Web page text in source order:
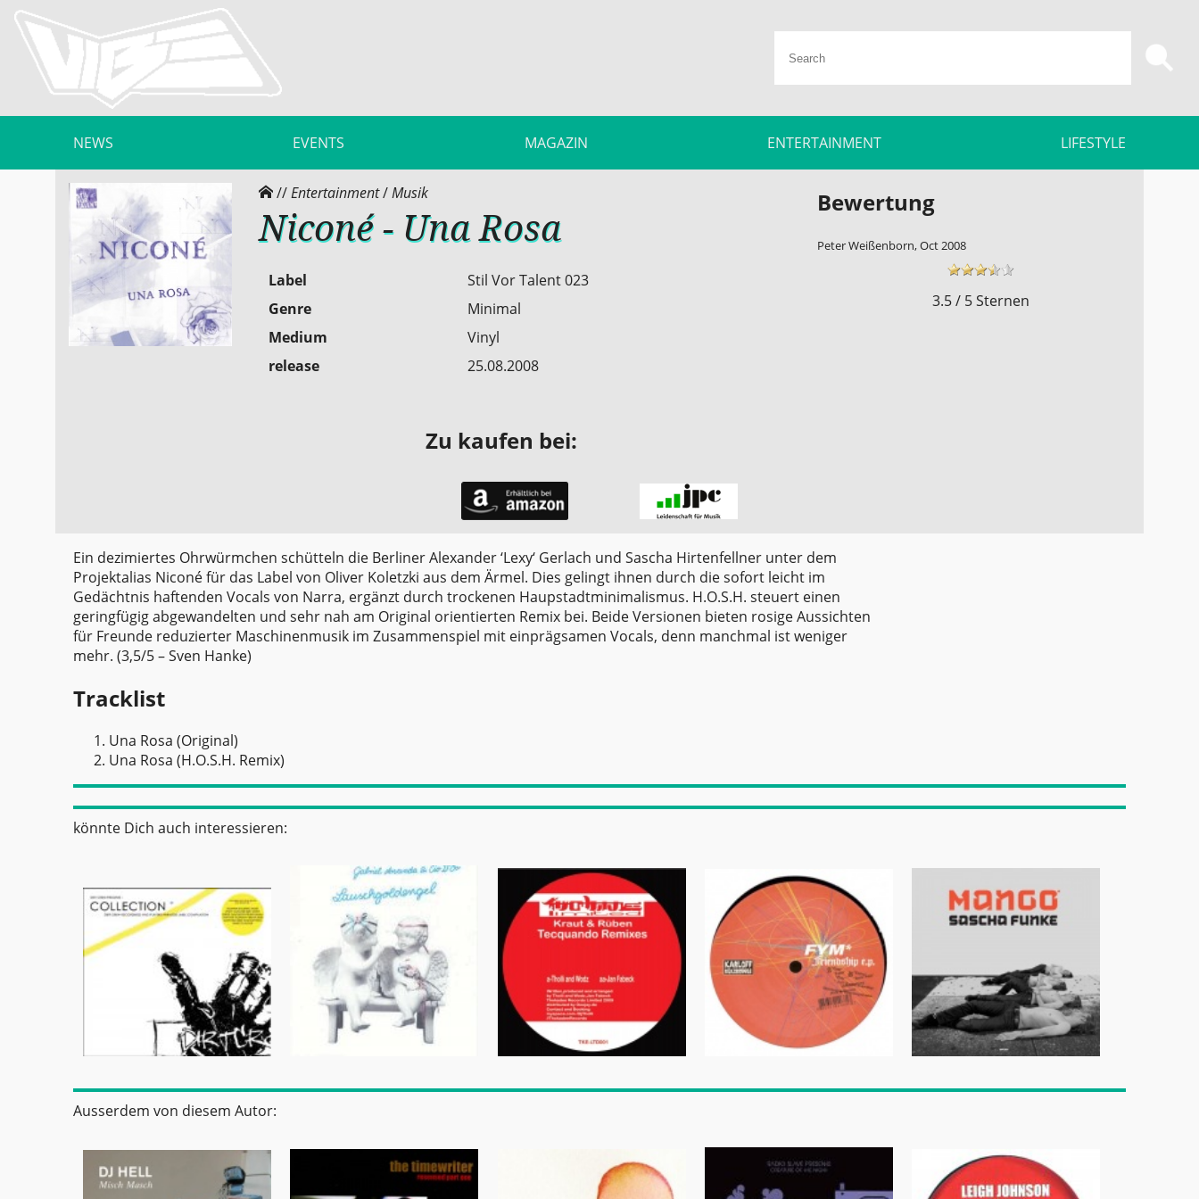
NEWS EVENTS MAGAZIN ENTERTAINMENT LIFESTYLE
//Entertainment/Musik
Niconé - Una Rosa
Label
Stil Vor Talent 023
Genre
Minimal
Medium
Vinyl
release
25.08.2008
Bewertung
Peter Weißenborn, Oct 2008
3.5 / 5 Sternen
Zu kaufen bei:
Ein dezimiertes Ohrwürmchen schütteln die Berliner Alexander ‘Lexy‘ Gerlach und Sascha Hirtenfellner unter dem
Projektalias Niconé für das Label von Oliver Koletzki aus dem Ärmel. Dies gelingt ihnen durch die sofort leicht im
Gedächtnis haftenden Vocals von Narra, ergänzt durch trockenen Haupstadtminimalismus. H.O.S.H. steuert einen
geringfügig abgewandelten und sehr nah am Original orientierten Remix bei. Beide Versionen bieten rosige Aussichten
für Freunde reduzierter Maschinenmusik im Zusammenspiel mit einprägsamen Vocals, denn manchmal ist weniger
mehr. (3,5/5 –Sven Hanke)
Tracklist
Una Rosa (Original)
Una Rosa (H.O.S.H. Remix)
könnte Dich auch interessieren:
Ausserdem von diesem Autor: